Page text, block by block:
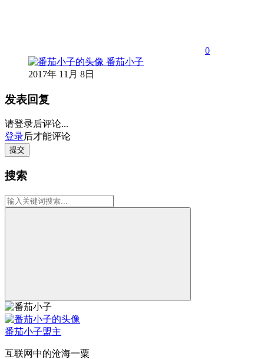
0
番茄小子
2017年 11月 8日
发表回复
请登录后评论...
登录后才能评论
提交
搜索
番茄小子盟主
互联网中的沧海一粟